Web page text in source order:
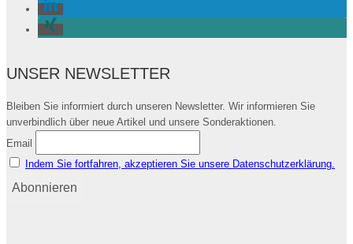
UNSER NEWSLETTER
Bleiben Sie informiert durch unseren Newsletter. Wir informieren Sie
unverbindlich über neue Artikel und unsere Sonderaktionen.
Email
Indem Sie fortfahren, akzeptieren Sie unsere Datenschutzerklärung.